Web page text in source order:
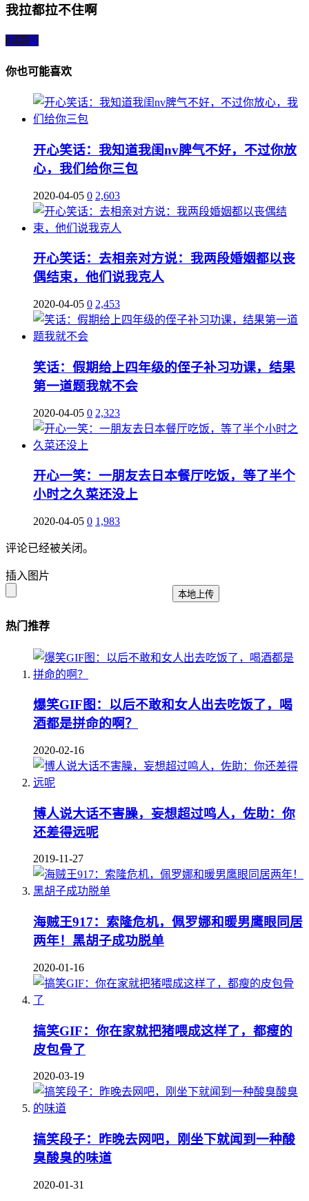
我拉都拉不住啊
下一篇
你也可能喜欢
开心笑话：我知道我闺nv脾气不好，不过你放
心，我们给你三包
2020-04-05 0 2,603
开心笑话：去相亲对方说：我两段婚姻都以丧
偶结束，他们说我克人
2020-04-05 0 2,453
笑话：假期给上四年级的侄子补习功课，结果
第一道题我就不会
2020-04-05 0 2,323
开心一笑：一朋友去日本餐厅吃饭，等了半个
小时之久菜还没上
2020-04-05 0 1,983
评论已经被关闭。
插入图片
本地上传
热门推荐
爆笑GIF图：以后不敢和女人出去吃饭了，喝
酒都是拼命的啊？
2020-02-16
博人说大话不害臊，妄想超过鸣人，佐助：你
还差得远呢
2019-11-27
海贼王917：索隆危机，佩罗娜和暖男鹰眼同居
两年！黑胡子成功脱单
2020-01-16
搞笑GIF：你在家就把猪喂成这样了，都瘦的
皮包骨了
2020-03-19
搞笑段子：昨晚去网吧，刚坐下就闻到一种酸
臭酸臭的味道
2020-01-31